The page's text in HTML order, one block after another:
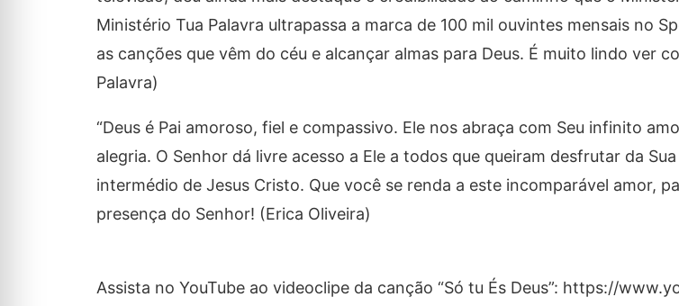
Ministério Tua Palavra ultrapassa a marca de 100 mil ouvintes mensais no
as canções que vêm do céu e alcançar almas para Deus. É muito lindo ver
Palavra)
“Deus é Pai amoroso, fiel e compassivo. Ele nos abraça com Seu infinito
alegria. O Senhor dá livre acesso a Ele a todos que queiram desfrutar da
intermédio de Jesus Cristo. Que você se renda a este incomparável amor,
presença do Senhor! (Erica Oliveira)
Assista no YouTube ao videoclipe da canção “Só tu És Deus”: https://